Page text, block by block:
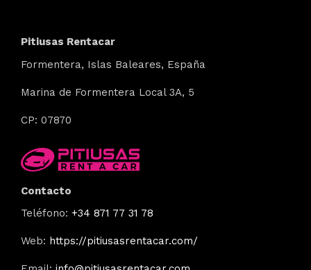
Pitiusas Rentacar
Formentera, Islas Baleares, España
Marina de Formentera Local 3A, 5
CP: 07870
Contacto
Teléfono: +34 871 77 31 78
Web: https://pitiusasrentacar.com/